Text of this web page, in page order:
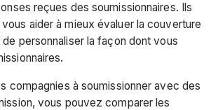
reçues des soumissionnaires. Ils
aider à mieux évaluer la couverture
personnaliser la façon dont vous
compagnies à soumissionner avec des
vous pouvez comparer les